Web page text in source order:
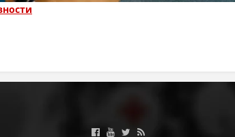
ЕДУКАТИВНО ИНФОРМАТИВНИ МАТЕРИЈАЛИ